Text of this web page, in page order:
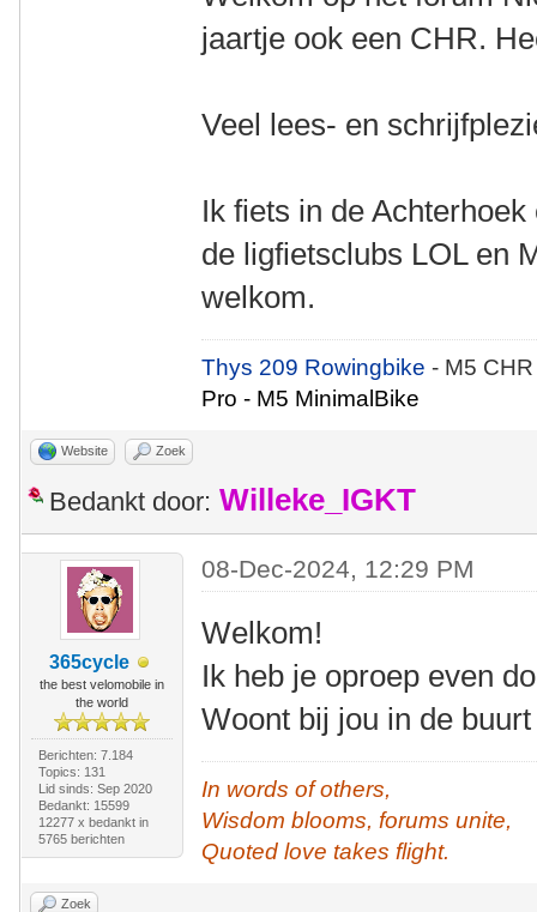
jaartje ook een CHR.
Veel lees- en
Ik fiets in de
de ligfietsclubs LOL en
welkom.
Thys 209 Rowingbike- M5
Pro - M5 MinimalBike
Website Zoek
Bedankt door: Willeke_IGKT
365cycle
the best velomobile in
the world
Berichten: 7.184
Topics: 131
Lid sinds: Sep 2020
Bedankt: 15599
12277 x bedankt in
5765 berichten
08-Dec-2024, 12:29 PM
Welkom!
Ik heb je oproep even
Woont bij jou in de
In words of others,
Wisdom blooms, forums unite,
Quoted love takes flight.
Zoek